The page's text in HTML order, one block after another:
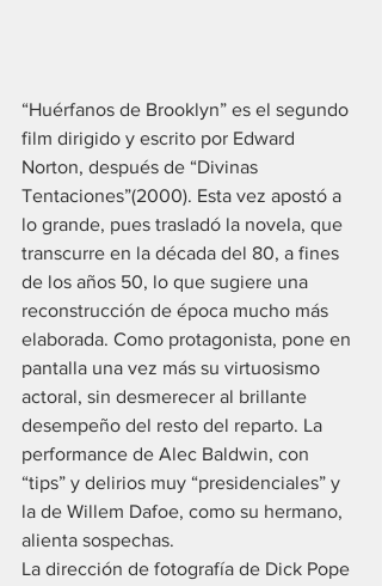
“Huérfanos de Brooklyn” es el segundo
film dirigido y escrito por Edward
Norton, después de “Divinas
Tentaciones”(2000). Esta vez apostó a
lo grande, pues trasladó la novela, que
transcurre en la década del 80, a fines
de los años 50, lo que sugiere una
reconstrucción de época mucho más
elaborada. Como protagonista, pone en
pantalla una vez más su virtuosismo
actoral, sin desmerecer al brillante
desempeño del resto del reparto. La
performance de Alec Baldwin, con
“tips” y delirios muy “presidenciales” y
la de Willem Dafoe, como su hermano,
alienta sospechas.
La dirección de fotografía de Dick Pope